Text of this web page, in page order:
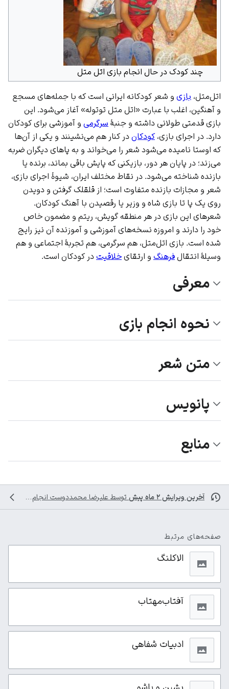
چند کودک در حال انجام بازی اتل متل
اتل‌متل، بازی و شعر کودکانه ایرانی است که با جمله‌های مسجع
و آهنگین، اغلب با عبارت «اتل متل توتوله» آغاز می‌شود. این
بازی قدمتی طولانی داشته و جنبۀ سرگرمی و آموزشی برای کودکان
دارد. در اجرای بازی، کودکان در کنار هم می‌نشینند و یکی از آن‌ها
که اوستا نامیده می‌شود شعر را می‌خواند و به پاهای دیگران ضربه
می‌زند؛ در پایان هر دور، بازیکنی که پایش باقی بماند، برنده یا
بازنده شناخته می‌شود. در نقاط مختلف ایران، شیوۀ اجرای بازی،
شعر و مجازات بازنده متفاوت است؛ از قلقلک گرفتن و دویدن
روی یک پا تا بازی شاه و وزیر یا رقصیدن با آهنگ کودکان.
شعرهای این بازی در هر منطقه گویش، ریتم و مضمون خاص
خود را دارند و امروزه نسخه‌های آموزشی و آموزنده آن نیز رایج
شده است. بازی اتل‌متل، هم سرگرمی، هم تجربۀ اجتماعی و هم
وسیلۀ انتقال فرهنگ و ارتقای خلاقیت در کودکان است.
معرفی
نحوه انجام بازی
متن شعر
پانویس
منابع
آخرین ویرایش ۲ ماه پیش توسط علیرضا محمددوست انجام شده است
صفحه‌های مرتبط
الاکلنگ
آفتاب‌مهتاب
ادبیات شفاهی